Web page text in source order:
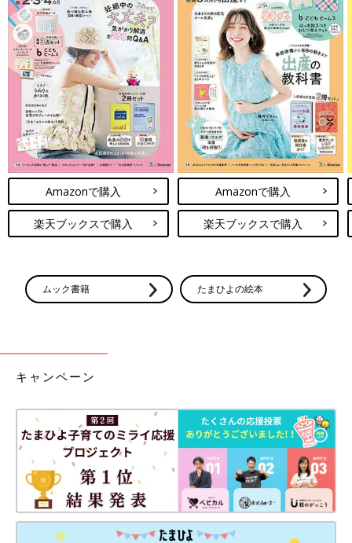
Amazonで購入
楽天ブックスで購入
Amazonで購入
楽天ブックスで購入
ムック書籍 たまひよの絵本
キャンペーン